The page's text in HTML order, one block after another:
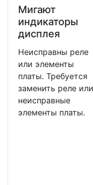
Мигают
индикаторы
дисплея
Неисправны реле
или элементы
платы. Требуется
заменить реле или
неисправные
элементы платы.